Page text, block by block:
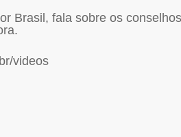
Brasil, fala sobre os conselhos
videos